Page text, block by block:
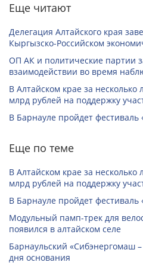
Еще читают
Делегация Алтайского края
Кыргызско-Российском
ОП АК и политические партии
взаимодействии во время
В Алтайском крае за
млрд рублей на поддержку
В Барнауле пройдет фестиваль
Еще по теме
В Алтайском крае за
млрд рублей на поддержку
В Барнауле пройдет фестиваль
Модульный памп-трек для
появился в алтайском селе
Барнаульский «Сибэнергомаш
дня основания